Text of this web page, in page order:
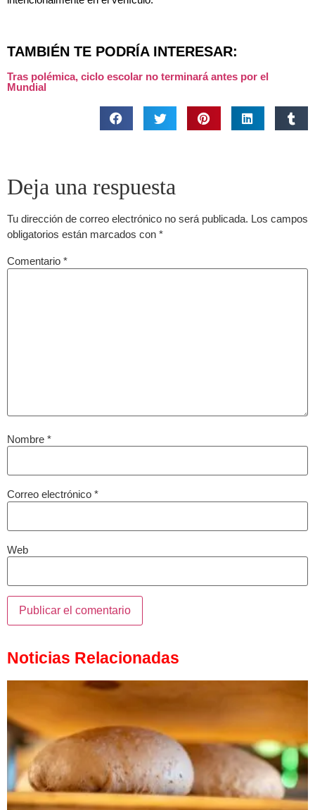
TAMBIÉN TE PODRÍA INTERESAR:
Tras polémica, ciclo escolar no terminará antes por el
Mundial
Deja una respuesta
Tu dirección de correo electrónico no será publicada. Los campos
obligatorios están marcados con *
Comentario *
Nombre *
Correo electrónico *
Web
Noticias Relacionadas